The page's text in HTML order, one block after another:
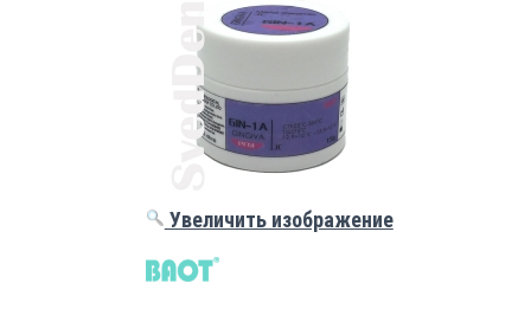
Увеличить изображение